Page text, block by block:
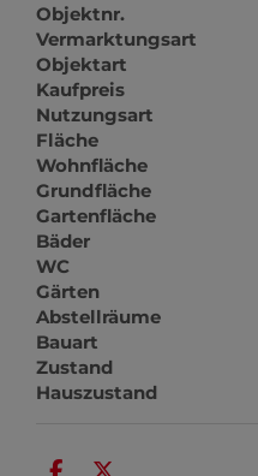
Objektnr.
Vermarktungsart
Objektart
Kaufpreis
Nutzungsart
Fläche
Wohnfläche
Grundfläche
Gartenfläche
Bäder
WC
Gärten
Abstellräume
Bauart
Zustand
Hauszustand